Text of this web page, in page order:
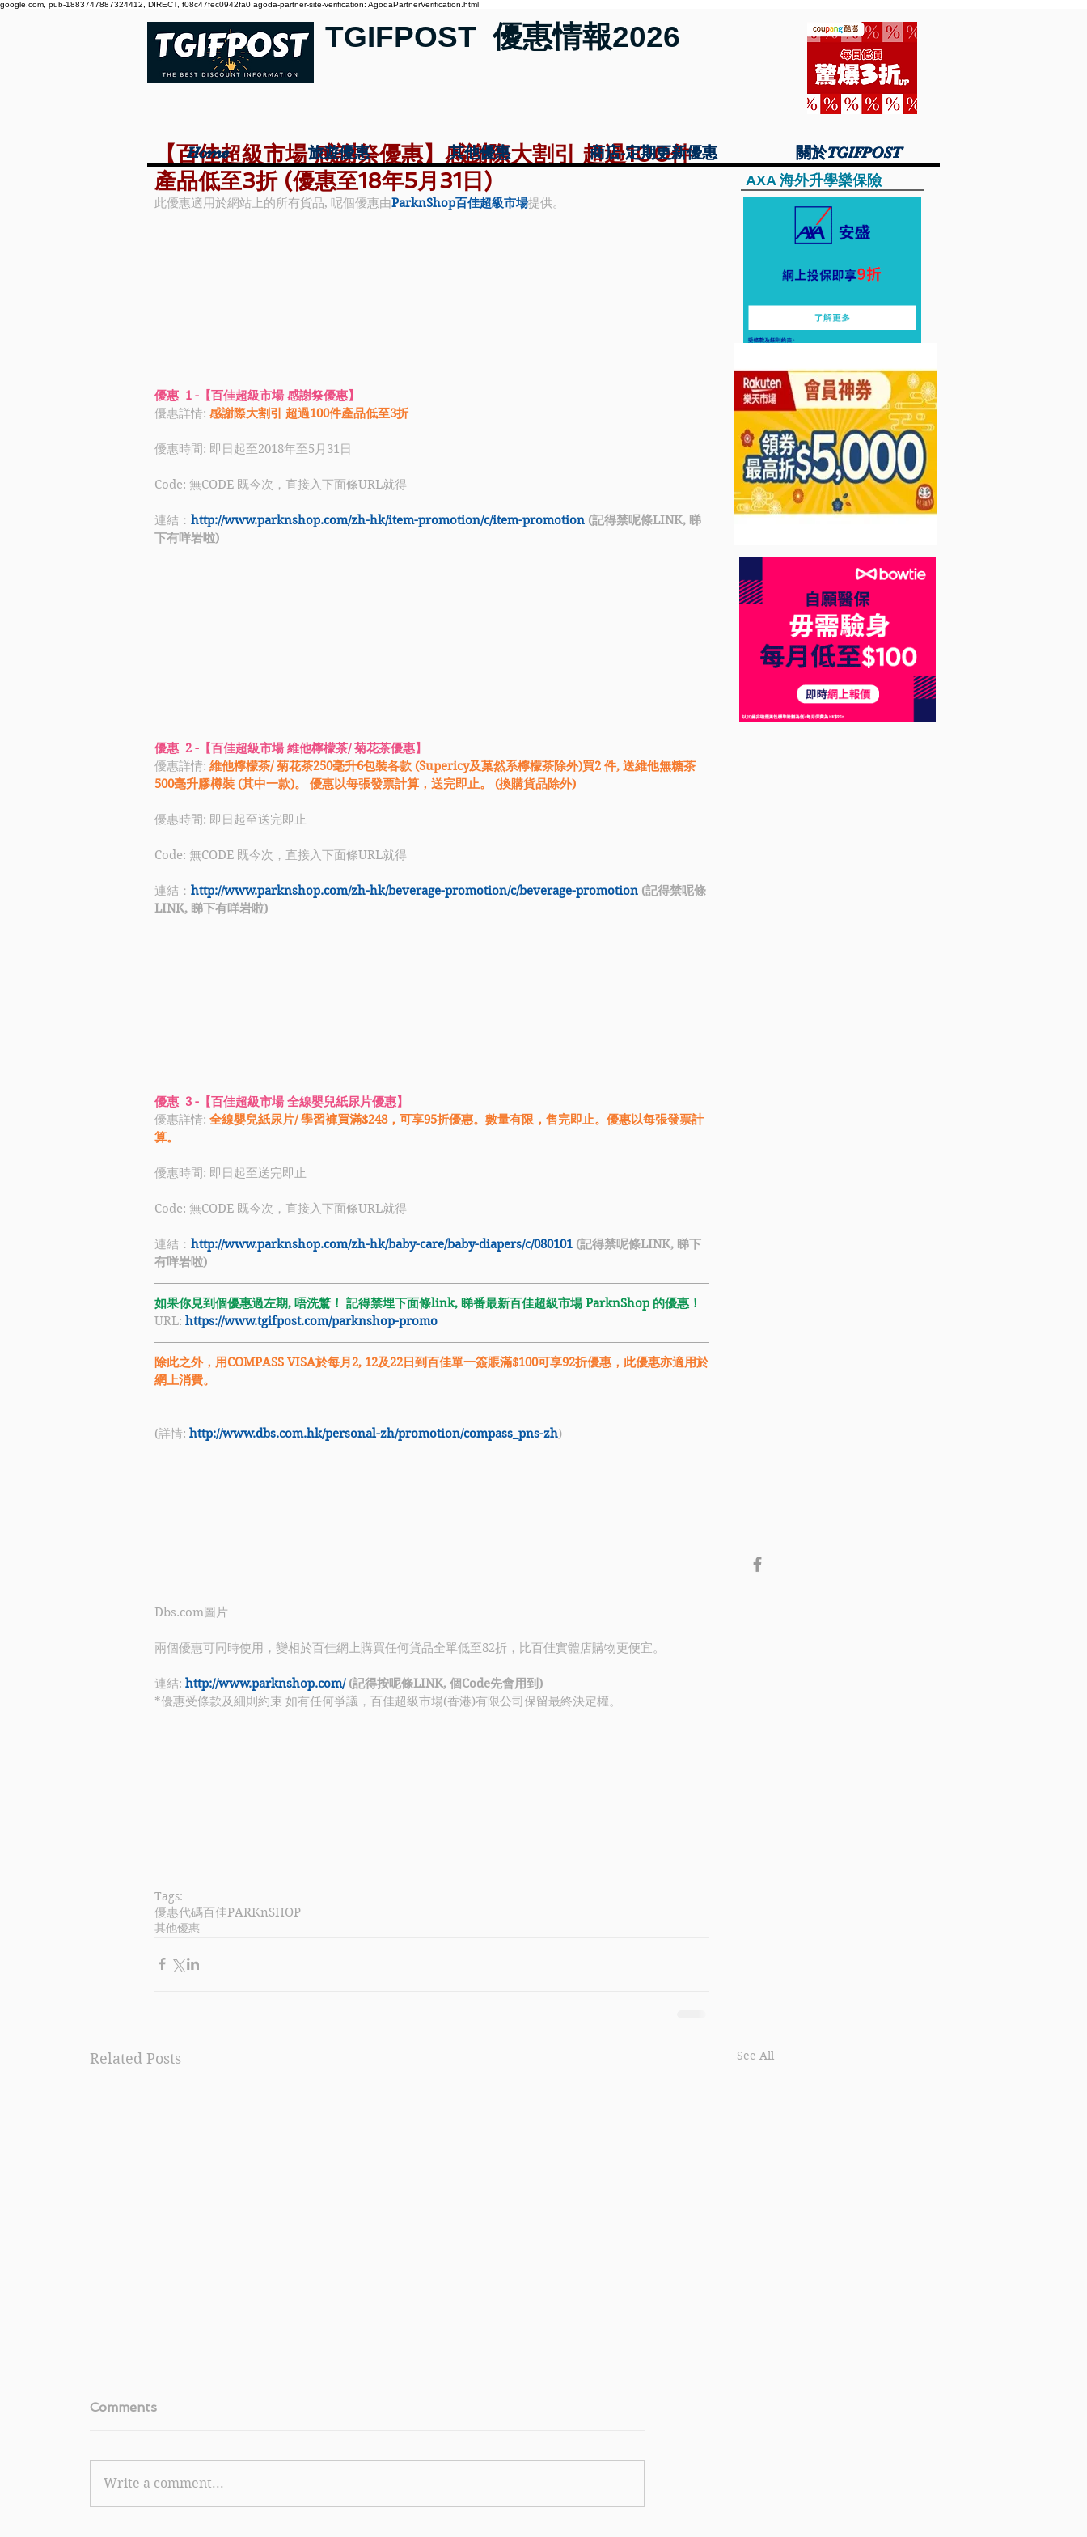
google.com, pub-1883747887324412, DIRECT, f08c47fec0942fa0 agoda-partner-site-verification: AgodaPartnerVerification.html
TGIFPOST 優惠情報2026
Home 旅遊優惠 其他優惠 商店-定期更新優惠 關於TGIFPOST
Home 旅遊優惠 其他優惠 商店-定期更新優惠 關於TGIFPOST
【百佳超級市場 感謝祭優惠】感謝際大割引 超過100件
產品低至3折 (優惠至18年5月31日)
此優惠適用於網站上的所有貨品, 呢個優惠由ParknShop百佳超級市場提供。
優惠  1 -【百佳超級市場 感謝祭優惠】
優惠詳情: 感謝際大割引 超過100件產品低至3折
優惠時間: 即日起至2018年至5月31日
Code: 無CODE 既今次，直接入下面條URL就得
連結： http://www.parknshop.com/zh-hk/item-promotion/c/item-promotion (記得禁呢條LINK, 睇
下有咩岩啦)
優惠  2 -【百佳超級市場 維他檸檬茶/ 菊花茶優惠】
優惠詳情: 維他檸檬茶/ 菊花茶250毫升6包裝各款 (Supericy及菓然系檸檬茶除外)買2 件, 送維他無糖茶
500毫升膠樽裝 (其中一款)。 優惠以每張發票計算，送完即止。 (換購貨品除外)
優惠時間: 即日起至送完即止
Code: 無CODE 既今次，直接入下面條URL就得
連結： http://www.parknshop.com/zh-hk/beverage-promotion/c/beverage-promotion (記得禁呢條
LINK, 睇下有咩岩啦)
優惠  3 -【百佳超級市場 全線嬰兒紙尿片優惠】
優惠詳情: 全線嬰兒紙尿片/ 學習褲買滿$248，可享95折優惠。數量有限，售完即止。優惠以每張發票計
算。
優惠時間: 即日起至送完即止
Code: 無CODE 既今次，直接入下面條URL就得
連結： http://www.parknshop.com/zh-hk/baby-care/baby-diapers/c/080101 (記得禁呢條LINK, 睇下
有咩岩啦)
如果你見到個優惠過左期, 唔洗驚！ 記得禁埋下面條link, 睇番最新百佳超級市場 ParknShop 的優惠！
URL: https://www.tgifpost.com/parknshop-promo
除此之外，用COMPASS VISA於每月2, 12及22日到百佳單一簽賬滿$100可享92折優惠，此優惠亦適用於
網上消費。
(詳情: http://www.dbs.com.hk/personal-zh/promotion/compass_pns-zh)
​​Dbs.com圖片
兩個優惠可同時使用，變相於百佳網上購買任何貨品全單低至82折，比百佳實體店購物更便宜。
連結: http://www.parknshop.com/ (記得按呢條LINK, 個Code先會用到)
*優惠受條款及細則約束 如有任何爭議，百佳超級市場(香港)有限公司保留最終決定權。
Tags:
優惠代碼百佳PARKnSHOP
其他優惠
Related Posts See All
Comments
Write a comment...
AXA 海外升學樂保險